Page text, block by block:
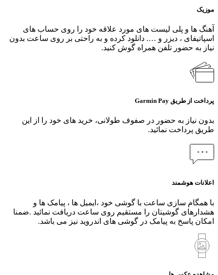
موزیک
آهنگ ها و پلی لیست های مورد علاقه خود را روی حساب های
اسپاتیفای ، دیزر و …. دانلود کرده و به راحتی بر روی ساعت بدون
نیاز به حضور تلفن همراه گوش کنید.
پرداخت از طریق Garmin Pay
بدون نیاز به حضور در صفوف طولانی، خرید های خود را از این
طریق پرداخت نمائید.
اعلانات هوشمند
با همگام سازی ساعت با گوشی خود ،ایمیل ها ، پیامک ها و
هشدارهای گوشیتان را مستقیم روی ساعت دریافت نمائید .ضمنا
امکان پاسخ به پیامک در گوشی های اندروید نیز می باشد.